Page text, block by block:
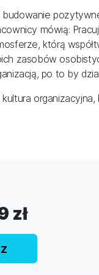
mówią:
którą
zasobów
po to by
organizacyjna,
zł